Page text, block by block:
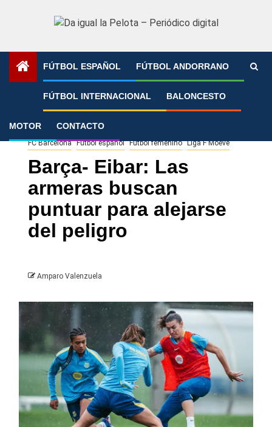
FÚTBOL ESPAÑOL FÚTBOL ANDORRANO
FÚTBOL INTERNACIONAL BALONCESTO
MOTOR CONTACTO
»
FC Barcelona Fútbol español Fútbol femenino Liga F Moeve
Barça- Eibar: Las
armeras buscan
puntuar para alejarse
del peligro
Amparo Valenzuela